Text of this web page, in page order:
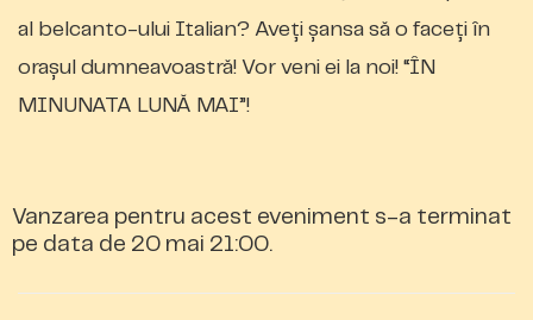
al belcanto-ului Italian? Aveți șansa să o faceți în
orașul dumneavoastră! Vor veni ei la noi! “ÎN
MINUNATA LUNĂ MAI”!
Vanzarea pentru acest eveniment s-a terminat
pe data de 20 mai 21:00.